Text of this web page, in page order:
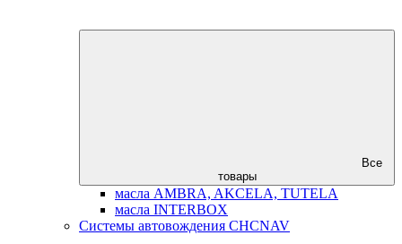
Все
товары
масла AMBRA, AKCELA, TUTELA
масла INTERBOX
Системы автовождения CHCNAV